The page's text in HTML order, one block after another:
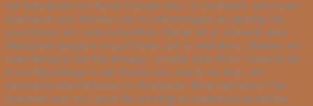
wir behutsam mit ihrem Einsatz sein. Je nachdem, wie unser
Gebrauch von Worten von Kindheitstagen an geprägt ist,
assoziieren wir unterschiedlich. Daher ist es sinnvoll, eine
Metapher langsam einzuführen und zu erläutern. Bleiben wir
beim Beispiel der Rückbeuge: „erhebe dein Herz“. Kommt die
erste Rückbeuge in der Klasse vor, macht es Sinn, die
anatomischen Aktionen zu benennen. Beim nächsten Mal
benennt man nur noch die wichtigste anatomische Aktion